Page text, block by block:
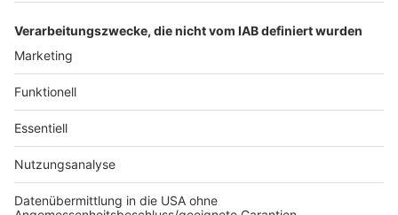
Krankenhaus
Anzeige
Anzeige